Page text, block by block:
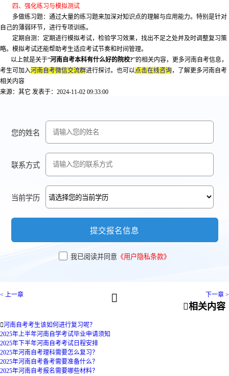
四、强化练习与模拟测试
多做练习题：通过大量的练习题来加深对知识点的理解与应用能力。特别是针对
自己的薄弱环节，进行专项训练。
定期自测：定期进行模拟考试，检验学习效果，找出不足之处并及时调整复习策
略。模拟考试还能帮助考生适应考试节奏和时间管理。
以上就是关于“河南自考本科有什么好的院校?”的相关内容，更多河南自考信息，
考生可加入河南自考微信交流群进行探讨。也可以点击在线咨询，了解更多河南自考
相关内容
来源：其它 发表于：2024-11-02 09:33:00
您的姓名
联系方式
当前学历
提交报名信息
我已阅读并同意 《用户隐私条款》
< 上一章  下一章 >
相关内容
河南自考考生该如何进行复习呢？
2025年上半年河南自学考试毕业申请须知
2025年下半年河南自考考试日程安排
2025年河南自考理科需要怎么复习？
2025年河南自考备考需要准备什么？
2025年河南自考报名需要哪些材料？